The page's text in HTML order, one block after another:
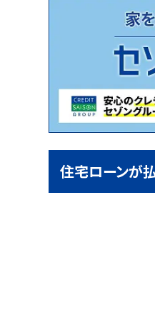
住宅ローンが